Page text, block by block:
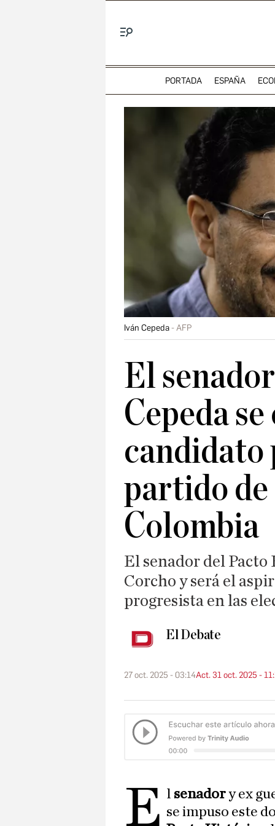
PORTADA ESPAÑA
Iván Cepeda AFP
El
Cepeda
candidato
partido de
Colombia
El senador del
Corcho y será el
progresista en las
El Debate
27 oct. 2025 - 03:14Act. 31 oct. 2025 -
E l senadory ex
se impuso este